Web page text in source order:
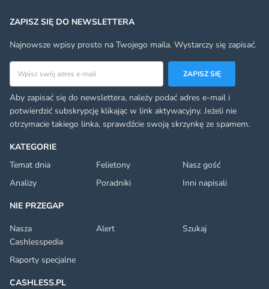
KATEGORIE
Temat dnia
Felietony
Nasz gość
Analizy
Poradniki
Inni napisali
NIE PRZEGAP
Nasza
Cashlesspedia
Alert Szukaj
Raporty specjalne
CASHLESS.PL
ZAPISZ SIĘ DO NEWSLETTERA
Najnowsze wpisy prosto na Twojego maila. Wystarczy się zapisać.
Adres email
ZAPISZ SIĘ
Aby zapisać się do newslettera, należy podać adres e-mail i
potwierdzić subskrypcję klikając w link aktywacyjny. Jeżeli nie
otrzymacie takiego linka, sprawdźcie swoją skrzynkę ze spamem.